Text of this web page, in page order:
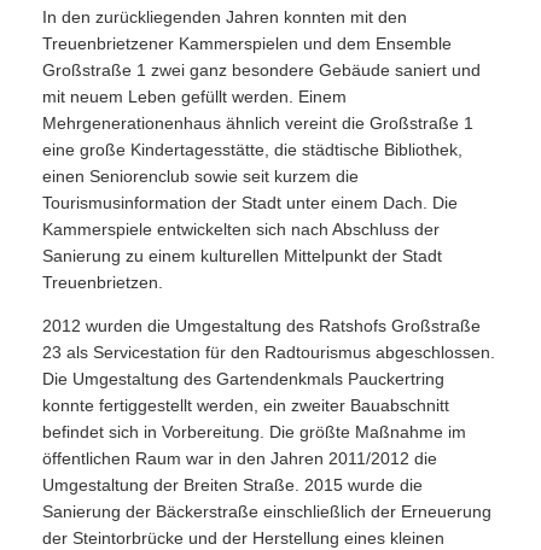
In den zurückliegenden Jahren konnten mit den
Treuenbrietzener Kammerspielen und dem Ensemble
Großstraße 1 zwei ganz besondere Gebäude saniert und
mit neuem Leben gefüllt werden. Einem
Mehrgenerationenhaus ähnlich vereint die Großstraße 1
eine große Kindertagesstätte, die städtische Bibliothek,
einen Seniorenclub sowie seit kurzem die
Tourismusinformation der Stadt unter einem Dach. Die
Kammerspiele entwickelten sich nach Abschluss der
Sanierung zu einem kulturellen Mittelpunkt der Stadt
Treuenbrietzen.
2012 wurden die Umgestaltung des Ratshofs Großstraße
23 als Servicestation für den Radtourismus abgeschlossen.
Die Umgestaltung des Gartendenkmals Pauckertring
konnte fertiggestellt werden, ein zweiter Bauabschnitt
befindet sich in Vorbereitung. Die größte Maßnahme im
öffentlichen Raum war in den Jahren 2011/2012 die
Umgestaltung der Breiten Straße. 2015 wurde die
Sanierung der Bäckerstraße einschließlich der Erneuerung
der Steintorbrücke und der Herstellung eines kleinen